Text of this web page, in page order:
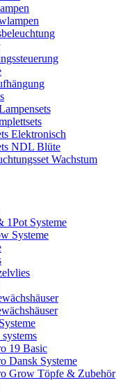
Elektronisch
NDL Blüte
Wachstum
1Pot Systeme
Systeme
19 Basic
Dansk Systeme
Grow Töpfe & Zubehör